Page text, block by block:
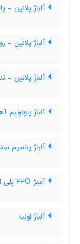
آلیاژ پلاتین -
آلیاژ پلاتین -
آلیاژ پلاتین -
آلیاژ پلوتونیم
آلیاژ پتاسیم
آمیژ PPO پلی استیرن
آلیاژ اولیه